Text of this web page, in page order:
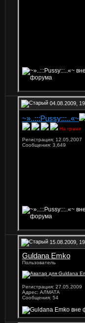
04.08.2009,
~»..:::Pussy:::..«~
На грани
Регистрация: 12.05.2007
Сообщения: 3,649
15.08.2009,
Guldana Emko
Пользователь
Регистрация: 27.05.2009
Адрес: АЛМАТА
Сообщения: 54